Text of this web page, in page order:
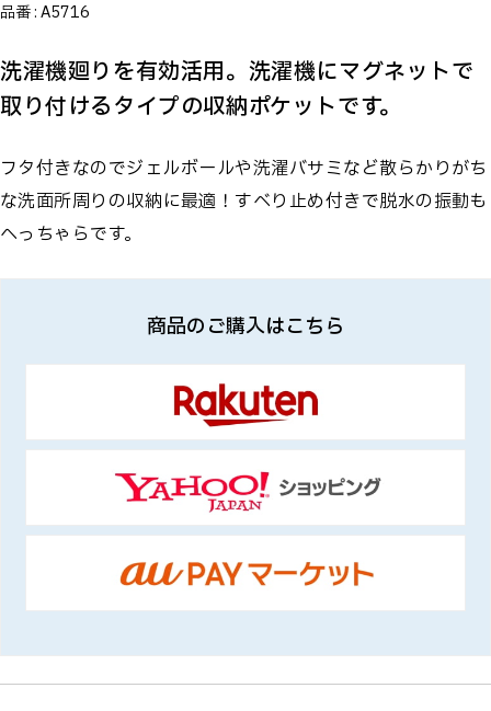
品番 :A5716
洗濯機廻りを有効活用。洗濯機にマグネットで
取り付けるタイプの収納ポケットです。
フタ付きなのでジェルボールや洗濯バサミなど散らかりがち
な洗面所周りの収納に最適！すべり止め付きで脱水の振動も
へっちゃらです。
商品のご購入はこちら